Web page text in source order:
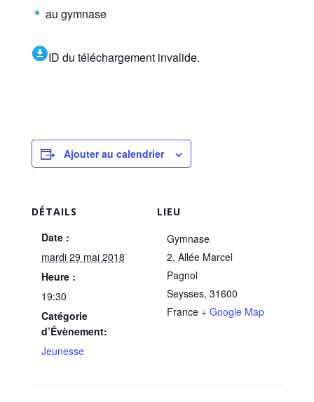
au gymnase
ID du téléchargement invalide.
Ajouter au calendrier
DÉTAILS
Date :
mardi 29 mai 2018
Heure :
19:30
Catégorie
d’Évènement:
Jeunesse
LIEU
Gymnase
2, Allée Marcel
Pagnol
Seysses, 31600
France + Google Map